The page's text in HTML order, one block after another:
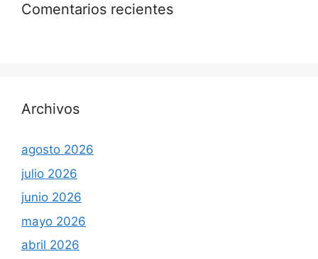
Comentarios recientes
Archivos
agosto 2026
julio 2026
junio 2026
mayo 2026
abril 2026